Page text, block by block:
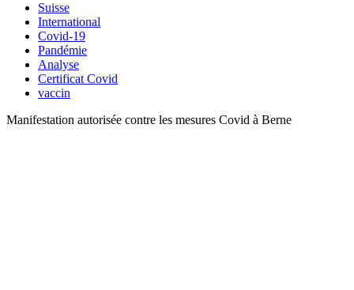
Suisse
International
Covid-19
Pandémie
Analyse
Certificat Covid
vaccin
Manifestation autorisée contre les mesures Covid à Berne